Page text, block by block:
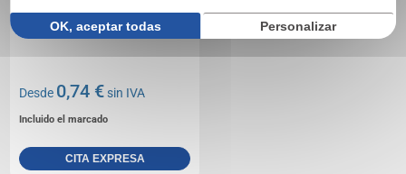
Desde 0,74 € sin IVA
Incluido el marcado
CITA EXPRESA
OK, aceptar todas Personalizar